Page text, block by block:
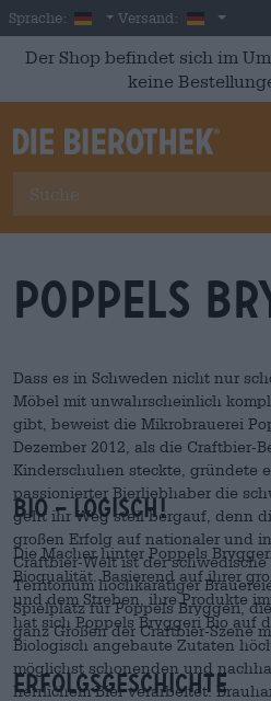
Skip to main content
Sprache: German
Versand:
Der Shop befindet sich im
keine
Poppels
Dass es in Schweden nicht nur
Möbel mit unwahrscheinlich
gibt, beweist die Mikrobrauerei
Dezember 2012, als die Craftbier-
Kinderschuhen steckte, gründete
passionierter Bierliebhaber die
geht ihr Weg steil bergauf, denn
großen Erfolg auf nationaler und
Craftbier-Welt ist der
Territorium hochkarätiger
Spielplatz für Poppels Bryggeri,
ganz Großen der Craftbier-Szene
Bio – logisch!
Die Macher hinter Poppels
Bioqualität. Basierend auf ihrer
und dem Streben, ihre Produkte
hat sich Poppels Bryggeri Bio auf
Biologisch angebaute Zutaten
möglichst schonenden und
herrlichem Bier verarbeitet.
Erfolgsgeschichte